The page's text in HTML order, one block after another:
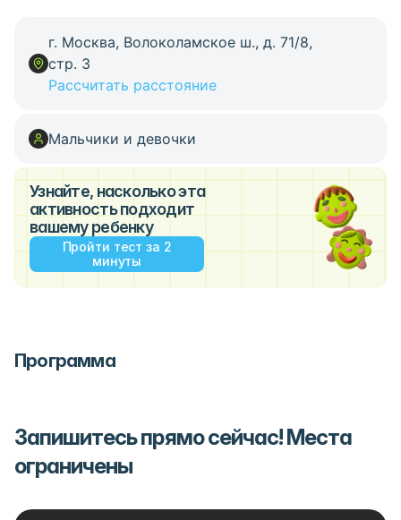
г. Москва, Волоколамское ш., д. 71/8,
стр. 3
Рассчитать расстояние
Мальчики и девочки
Узнайте, насколько эта
активность подходит
вашему ребенку
Пройти тест за 2
минуты
Программа
Запишитесь прямо сейчас! Места
ограничены